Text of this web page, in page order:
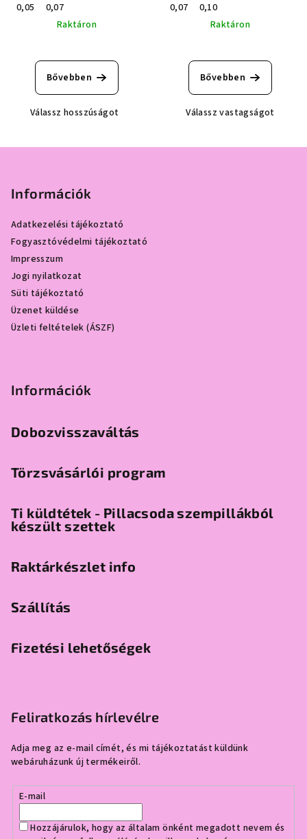
0,05
0,07
Raktáron
Bővebben
Válassz hosszúságot
0,07
0,10
Raktáron
Bővebben
Válassz vastagságot
Információk
Adatkezelési tájékoztató
Fogyasztóvédelmi tájékoztató
Impresszum
Jogi nyilatkozat
Süti tájékoztató
Üzenet küldése
Üzleti feltételek (ÁSZF)
Információk
Dobozvisszaváltás
Törzsvásárlói program
Ti küldtétek - Pillacsoda szempillákból
készült szettek
Raktárkészlet info
Szállítás
Fizetési lehetőségek
Feliratkozás hírlevélre
Adja meg az e-mail címét, és mi tájékoztatást küldünk
webáruházunk új termékeiről.
E-mail
Hozzájárulok, hogy az általam önként megadott nevem és